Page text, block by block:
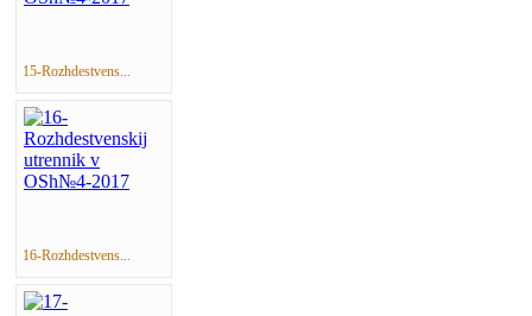
15-Rozhdestvens...
16-Rozhdestvens...